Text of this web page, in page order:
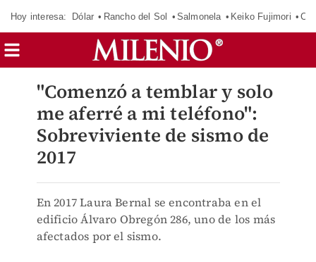
Hoy interesa: Dólar Rancho del Sol Salmonela Keiko Fujimori
"Comenzó a temblar y solo
me aferré a mi teléfono":
Sobreviviente de sismo de
2017
En 2017 Laura Bernal se encontraba en el
edificio Álvaro Obregón 286, uno de los más
afectados por el sismo.